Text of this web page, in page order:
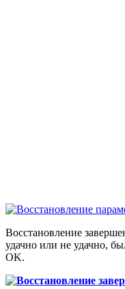
Восстановление
удачно или не удачно,
OK.